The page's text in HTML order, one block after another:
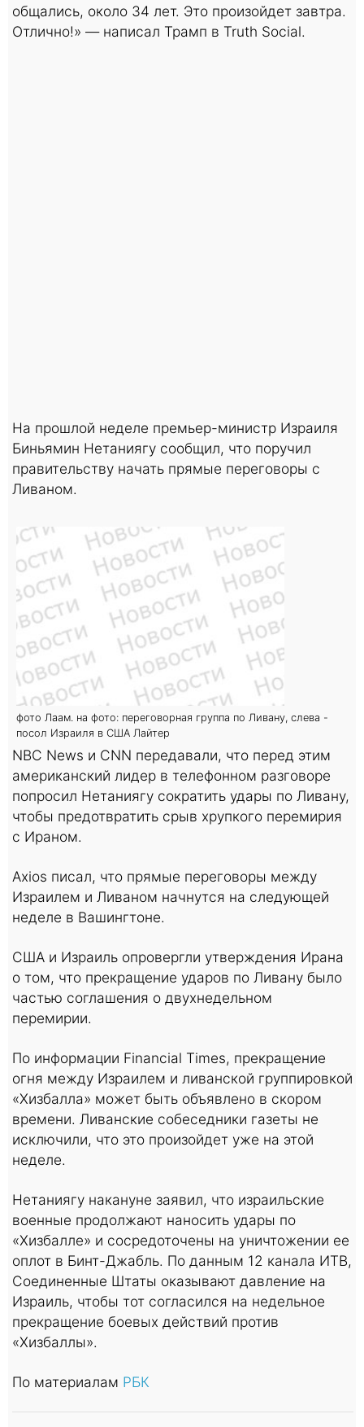
общались, около 34 лет. Это произойдет завтра.
Отлично!» — написал Трамп в Truth Social.
На прошлой неделе премьер-министр Израиля
Биньямин Нетаниягу сообщил, что поручил
правительству начать прямые переговоры с
Ливаном.
фото Лаам. на фото: переговорная группа по Ливану, слева -
посол Израиля в США Лайтер
NBC News и CNN передавали, что перед этим
американский лидер в телефонном разговоре
попросил Нетаниягу сократить удары по Ливану,
чтобы предотвратить срыв хрупкого перемирия
с Ираном.
Axios писал, что прямые переговоры между
Израилем и Ливаном начнутся на следующей
неделе в Вашингтоне.
США и Израиль опровергли утверждения Ирана
о том, что прекращение ударов по Ливану было
частью соглашения о двухнедельном
перемирии.
По информации Financial Times, прекращение
огня между Израилем и ливанской группировкой
«Хизбалла» может быть объявлено в скором
времени. Ливанские собеседники газеты не
исключили, что это произойдет уже на этой
неделе.
Нетаниягу накануне заявил, что израильские
военные продолжают наносить удары по
«Хизбалле» и сосредоточены на уничтожении ее
оплот в Бинт-Джабль. По данным 12 канала ИТВ,
Соединенные Штаты оказывают давление на
Израиль, чтобы тот согласился на недельное
прекращение боевых действий против
«Хизбаллы».
По материалам РБК